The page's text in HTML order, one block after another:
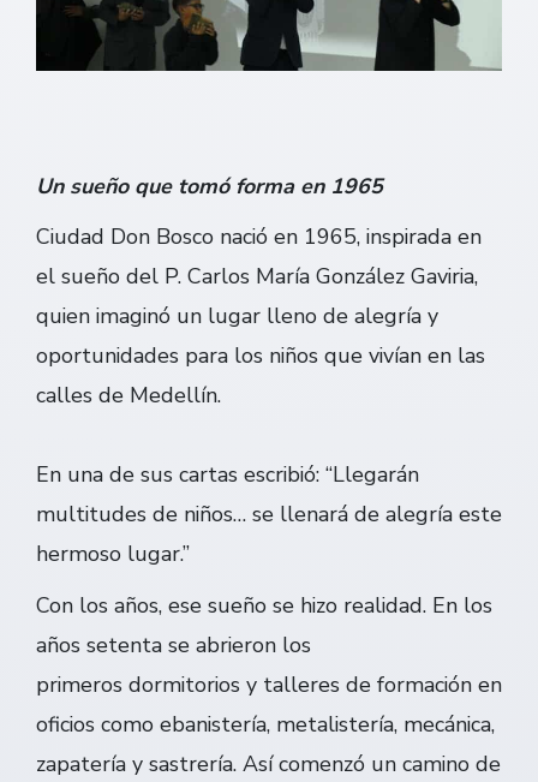
Un sueño que tomó forma en 1965
Ciudad Don Bosco nació en 1965, inspirada en
el sueño del P. Carlos María González Gaviria,
quien imaginó un lugar lleno de alegría y
oportunidades para los niños que vivían en las
calles de Medellín.
En una de sus cartas escribió: “Llegarán
multitudes de niños… se llenará de alegría este
hermoso lugar.”
Con los años, ese sueño se hizo realidad. En los
años setenta se abrieron los
primeros dormitorios y talleres de formación en
oficios como ebanistería, metalistería, mecánica,
zapatería y sastrería. Así comenzó un camino de